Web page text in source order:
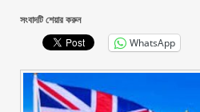
সংবাদটি শেয়ার করুন
WhatsApp